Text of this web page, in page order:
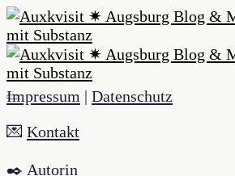
Impressum | Datenschutz
💌 Kontakt
✒️ Autorin